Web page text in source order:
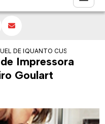
DE IMPRESSORA LASER
QUANTO CUSTA
Impressora
Goulart